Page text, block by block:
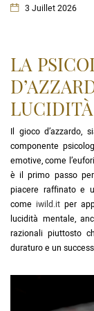
3 Juillet 2026
LA
LUCIDITÀ
Il gioco d’azzardo,
componente
emotive, come
è il primo passo
piacere raffinato e
come iwild.it per
lucidità mentale,
razionali piuttosto
duraturo e un